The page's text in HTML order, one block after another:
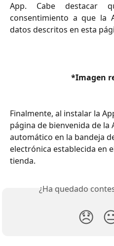
App. Cabe destacar
consentimiento a que la
datos descritos en esta
*Imagen
Finalmente, al instalar la
página de bienvenida de
automático en la bandeja
electrónica establecida en
tienda.
¿Ha quedado
😞